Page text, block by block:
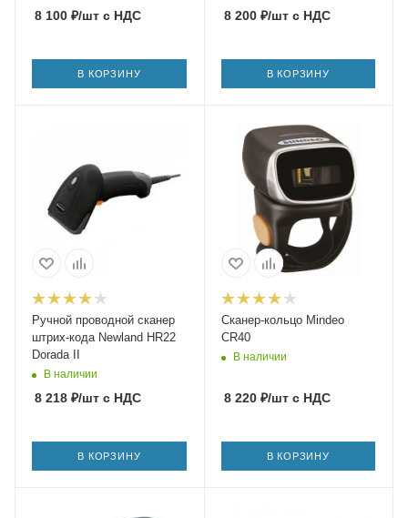
8 100 ₽/шт с НДС
В КОРЗИНУ
8 200₽/штс НДС
В КОРЗИНУ
Ручной проводной сканер
штрих-кода Newland HR22
Dorada II
В наличии
8 218 ₽/шт с НДС
В КОРЗИНУ
Сканер-кольцо Mindeo
CR40
В наличии
8 220₽/штс НДС
В КОРЗИНУ